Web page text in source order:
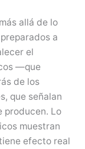
allá de lo
a
el
—que
de los
que señalan
producen. Lo
muestran
efecto real